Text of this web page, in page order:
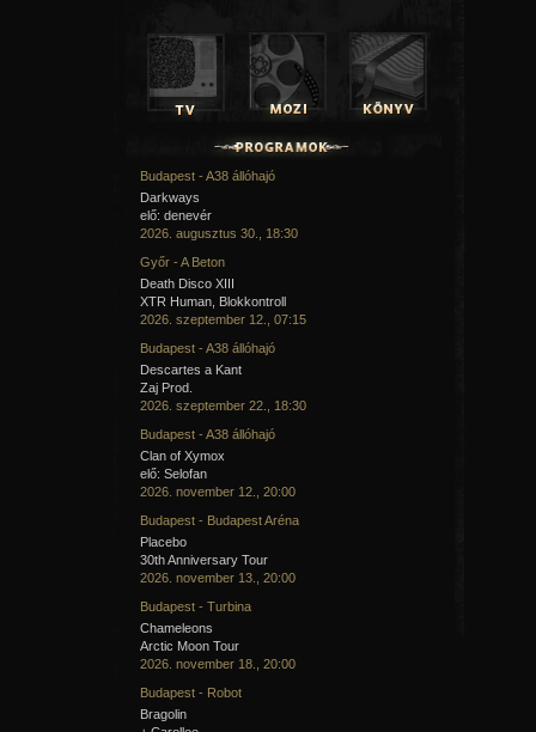
Budapest - A38 állóhajó
Darkways
elő: denevér
2026. augusztus 30., 18:30
Győr - A Beton
Death Disco XIII
XTR Human, Blokkontroll
2026. szeptember 12., 07:15
Budapest - A38 állóhajó
Descartes a Kant
Zaj Prod.
2026. szeptember 22., 18:30
Budapest - A38 állóhajó
Clan of Xymox
elő: Selofan
2026. november 12., 20:00
Budapest - Budapest Aréna
Placebo
30th Anniversary Tour
2026. november 13., 20:00
Budapest - Turbina
Chameleons
Arctic Moon Tour
2026. november 18., 20:00
Budapest - Robot
Bragolin